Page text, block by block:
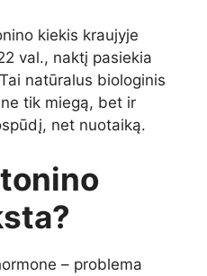
kiekis kraujyje
val., naktį pasiekia
natūralus biologinis
tik miegą, bet ir
net nuotaiką.
– problema